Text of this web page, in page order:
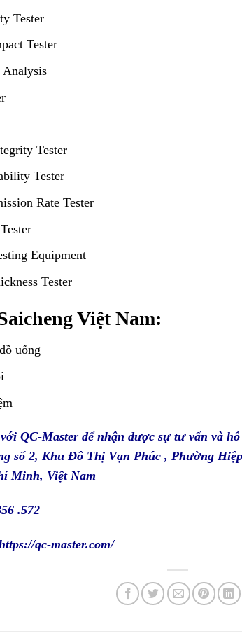
Tester
Tester
Analysis
Tester
Tester
Rate Tester
Equipment
Tester
Việt Nam:
uống
QC-Master để nhận được sự tư vấn và
số 2, Khu Đô Thị Vạn Phúc , Phường
Minh, Việt Nam
.572
qc-master.com/